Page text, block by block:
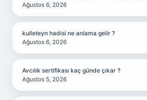
Ağustos 6, 2026
kulleteyn hadisi ne anlama gelir ?
Ağustos 6, 2026
Avcılık sertifikası kaç günde çıkar ?
Ağustos 5, 2026